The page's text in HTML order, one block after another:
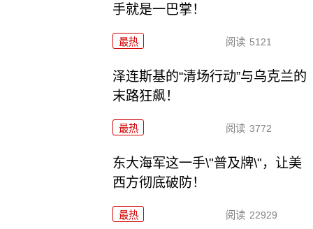
手就是一巴掌！
最热 阅读 5121
泽连斯基的“清场行动”与乌克兰的
末路狂飙！
最热 阅读 3772
东大海军这一手\"普及牌\"，让美
西方彻底破防！
最热 阅读 22929